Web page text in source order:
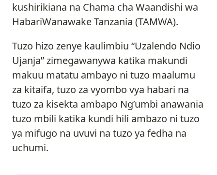
kushirikiana na Chama cha Waandishi wa
HabariWanawake Tanzania (TAMWA).
Tuzo hizo zenye kaulimbiu “Uzalendo Ndio
Ujanja” zimegawanywa katika makundi
makuu matatu ambayo ni tuzo maalumu
za kitaifa, tuzo za vyombo vya habari na
tuzo za kisekta ambapo Ng’umbi anawania
tuzo mbili katika kundi hili ambazo ni tuzo
ya mifugo na uvuvi na tuzo ya fedha na
uchumi.